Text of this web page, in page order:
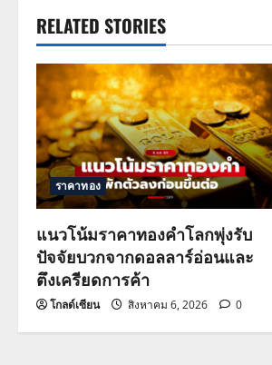
n
a
v
i
g
a
t
i
o
RELATED STORIES
ราคาทอง
แนวโน้มราคาทองคำโลกพุ่งรับ
ปัจจัยบวกจากดอลลาร์อ่อนและ
ตึงเครียดการค้า
โกลด์เซียน สิงหาคม 6, 2026 0